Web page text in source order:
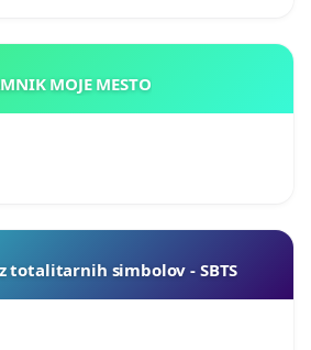
KAMNIK MOJE MESTO
totalitarnih simbolov - SBTS